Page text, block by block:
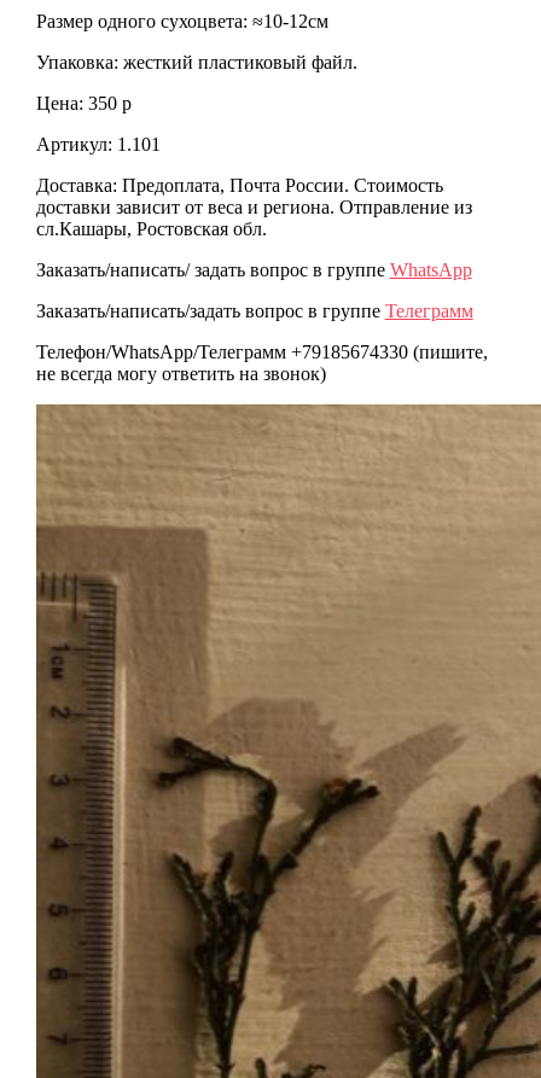
Размер одного сухоцвета: ≈10-12см
Упаковка: жесткий пластиковый файл.
Цена: 350 р
Артикул: 1.101
Доставка: Предоплата, Почта России. Стоимость
доставки зависит от веса и региона. Отправление из
сл.Кашары, Ростовская обл.
Заказать/написать/ задать вопрос в группе WhatsApp
Заказать/написать/задать вопрос в группе Телеграмм
Телефон/WhatsApp/Телеграмм +79185674330 (пишите,
не всегда могу ответить на звонок)